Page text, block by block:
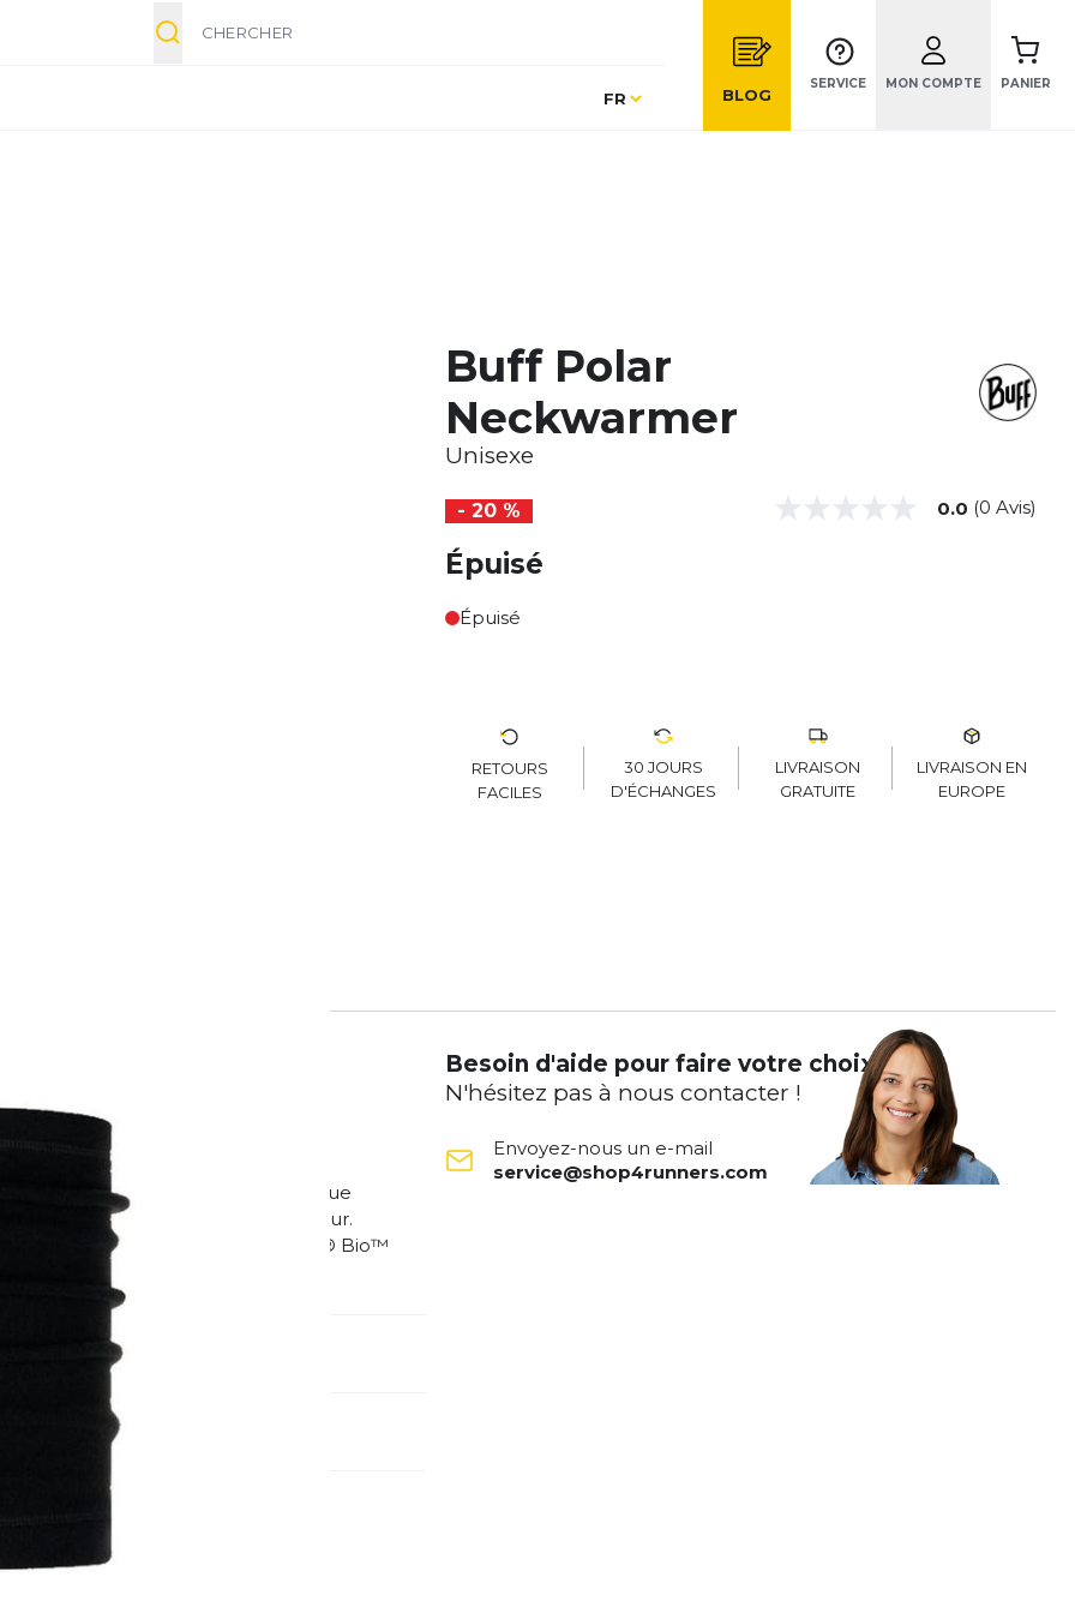
Langue
FR BLOG
SERVICE MON COMPTE PANIER
Buff Polar
Neckwarmer
Unisexe
- 20 % 0.0 (0 Avis)
Épuisé
Épuisé
RETOURS
FACILES
30 JOURS
D'ÉCHANGES
LIVRAISON
GRATUITE
LIVRAISON EN
EUROPE
à partir de bouteilles en plastique
et la transpiration à l'extérieur.
hivernales. La polaire PrimaLoft® Bio™
d'article
Besoin d'aide pour faire votre choix ?
N'hésitez pas à nous contacter !
Envoyez-nous un e-mail
service@shop4runners.com